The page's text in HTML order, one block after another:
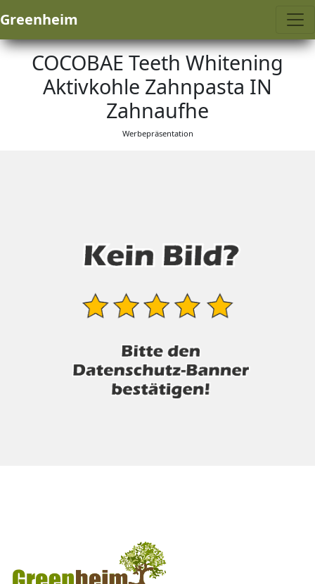
Greenheim
COCOBAE Teeth Whitening
Aktivkohle Zahnpasta IN
Zahnaufhe
Werbepräsentation